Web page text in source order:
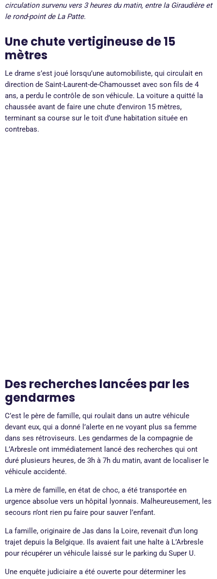
circulation survenu vers 3 heures du matin, entre la Giraudière et
le rond-point de La Patte.
Une chute vertigineuse de 15
mètres
Le drame s’est joué lorsqu’une automobiliste, qui circulait en
direction de Saint-Laurent-de-Chamousset avec son fils de 4
ans, a perdu le contrôle de son véhicule. La voiture a quitté la
chaussée avant de faire une chute d’environ 15 mètres,
terminant sa course sur le toit d’une habitation située en
contrebas.
Des recherches lancées par les
gendarmes
C’est le père de famille, qui roulait dans un autre véhicule
devant eux, qui a donné l’alerte en ne voyant plus sa femme
dans ses rétroviseurs. Les gendarmes de la compagnie de
L’Arbresle ont immédiatement lancé des recherches qui ont
duré plusieurs heures, de 3h à 7h du matin, avant de localiser le
véhicule accidenté.
La mère de famille, en état de choc, a été transportée en
urgence absolue vers un hôpital lyonnais. Malheureusement, les
secours n’ont rien pu faire pour sauver l’enfant.
La famille, originaire de Jas dans la Loire, revenait d’un long
trajet depuis la Belgique. Ils avaient fait une halte à L’Arbresle
pour récupérer un véhicule laissé sur le parking du Super U.
Une enquête judiciaire a été ouverte pour déterminer les